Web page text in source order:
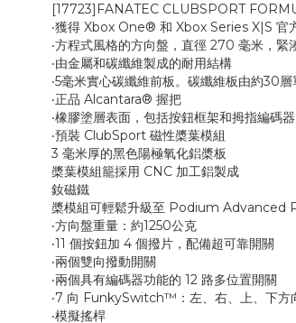
[17723]FANATEC CLUBSPORT
‧獲得 Xbox One® 和 Xbox Series X|S 官
‧方程式風格的方向盤，直徑 270 毫米，緊
‧由金屬和碳纖維製成的耐用結構
‧5毫米實心碳纖維前板。碳纖維板由約30
‧正品 Alcantara® 握把
‧橡膠塗層表面，包括按鈕框架和拇指編碼器
‧預裝 ClubSport 磁性槳葉模組
3 毫米厚的黑色陽極氧化鋁槳板
槳葉模組籠採用 CNC 加工鋁製成
釹磁鐵
槳模組可輕鬆升級至 Podium Advanced
‧方向盤重量：約1250公克
‧11 個按鈕加 4 個撥片，配備超可靠開關
‧兩個雙向撥動開關
‧兩個具有編碼器功能的 12 路多位置開關
‧7 向 FunkySwitch™：左、右、上、下方
‧模擬搖桿